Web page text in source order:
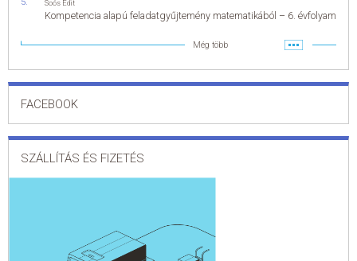
Soós Edit
Kompetencia alapú feladatgyűjtemény matematikából – 6. évfolyam
Még több
FACEBOOK
SZÁLLÍTÁS ÉS FIZETÉS